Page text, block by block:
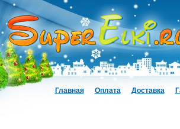
Главная Оплата Доставка